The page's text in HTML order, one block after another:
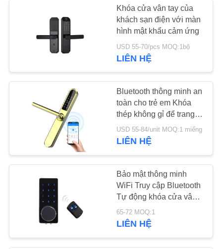
TRANG
CHÍNH
SÁCH
BẢO
Khóa cửa tự động
Khóa cửa Bluetooth
31
Khóa cửa vân tay của
khách sạn điện với màn
hình mật khẩu cảm ứng
USD 55-70/pcs MOQ:1bộ
LIÊN HỆ
Bluetooth thông minh an
toàn cho trẻ em Khóa
thép không gỉ để trang trí
nhà hiện đại
USD 55-84/unit MOQ:1 miếng
LIÊN HỆ
Bảo mật thông minh
WiFi Truy cập Bluetooth
Tự động khóa cửa vân
tay
65-72 MOQ:1
LIÊN HỆ